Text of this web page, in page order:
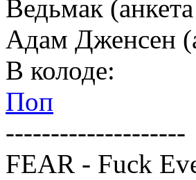
Ведьмак
Адам Дженсен
В колоде:
Поп
--------------------
FEAR - Fuck